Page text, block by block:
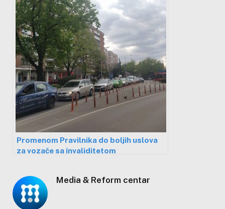
Promenom Pravilnika do boljih uslova
za vozače sa invaliditetom
Media & Reform centar